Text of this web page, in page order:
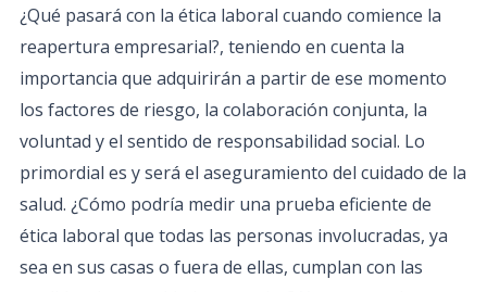
¿Qué pasará con la ética laboral cuando comience la
reapertura empresarial?, teniendo en cuenta la
importancia que adquirirán a partir de ese momento
los factores de riesgo, la colaboración conjunta, la
voluntad y el sentido de responsabilidad social. Lo
primordial es y será el aseguramiento del cuidado de la
salud. ¿Cómo podría medir una prueba eficiente de
ética laboral que todas las personas involucradas, ya
sea en sus casas o fuera de ellas, cumplan con las